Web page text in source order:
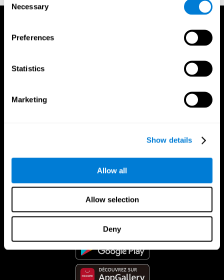
Selection
Necessary
Preferences
Statistics
Marketing
Show details
Allow all
Allow selection
Deny
App CogniFit